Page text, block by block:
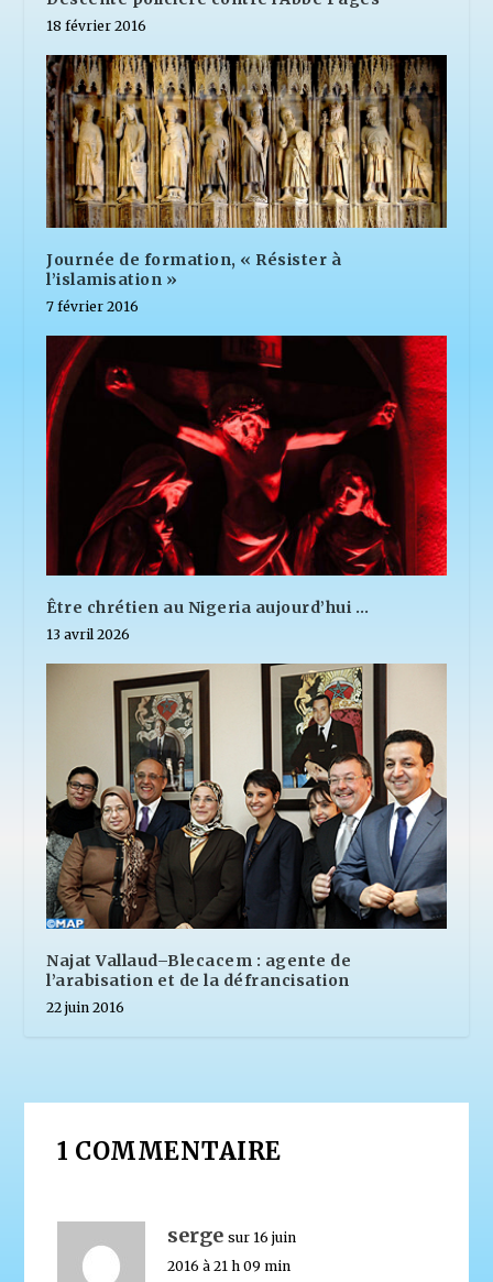
18 février 2016
Journée de formation, « Résister à
l’islamisation »
7 février 2016
Être chrétien au Nigeria aujourd’hui …
13 avril 2026
Najat Vallaud–Blecacem : agente de
l’arabisation et de la défrancisation
22 juin 2016
1 COMMENTAIRE
serge sur 16 juin
2016 à 21 h 09 min